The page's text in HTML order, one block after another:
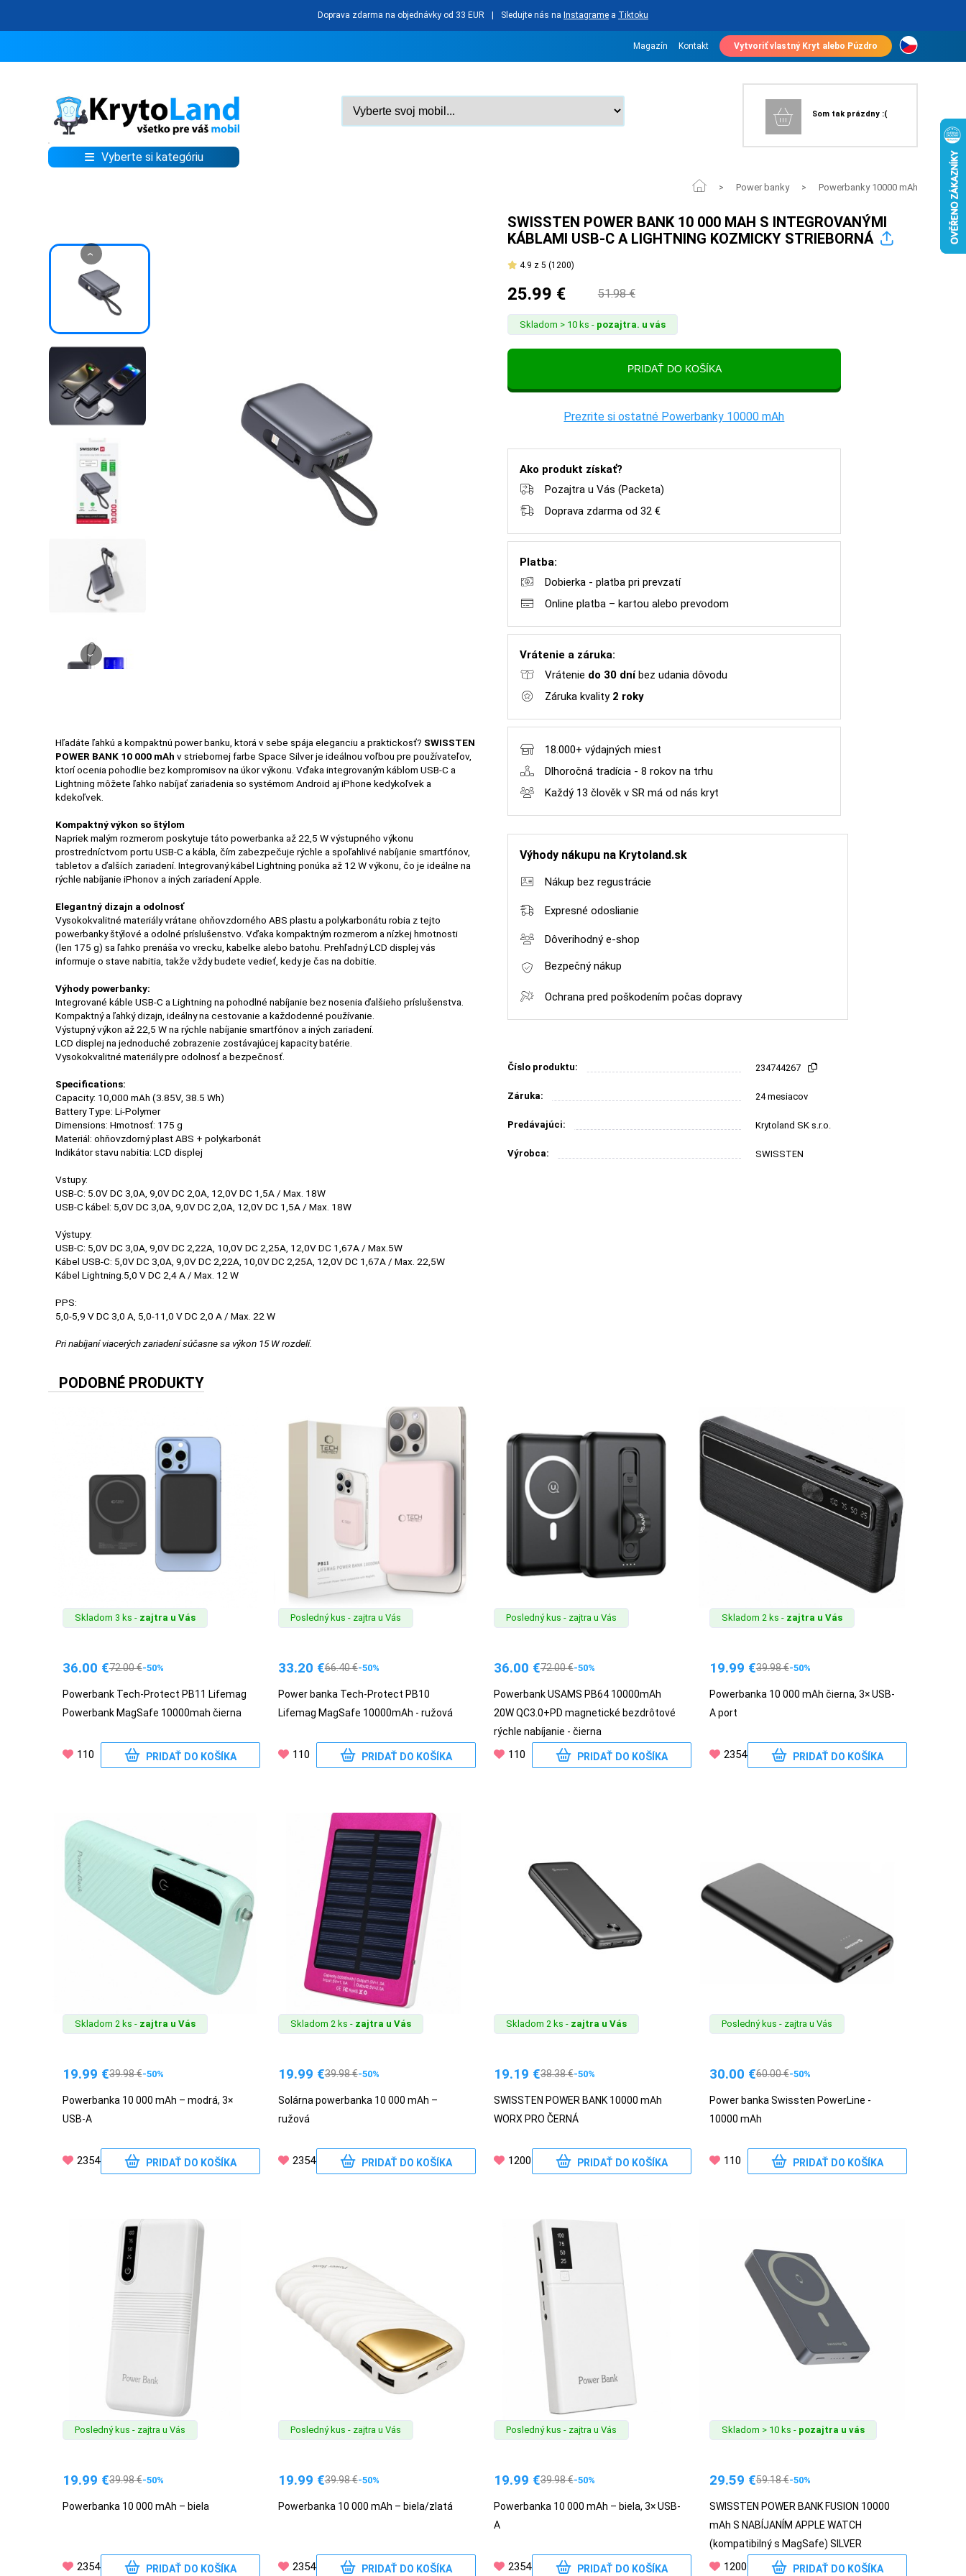
Doprava zdarma na objednávky od 33 EUR Sledujte nás na Instagrame a Tiktoku
Magazín Kontakt Vytvoriť vlastný Kryt alebo Púzdro
Vyberte si kategóriu
Som tak prázdny :(
MOBIL
NABÍJANIE
PRODUKTY
MIERU
PRÍSLUŠENSTVO
/
NOTEBOOK
GAMING
SMART
DOMÁCNOSŤ
POPSOCKETY
HODINKY
A
PRÍSLUŠENSTVO
TV,
FOTO,
VIDEO
SPOTREBIČE
OUTDOOR
MATKA
DRONY
ZÁHRADA
‹
›
Hľadáte ľahkú a kompaktnú power banku, ktorá v sebe spája eleganciu a praktickosť? SWISSTEN
POWER BANK 10 000 mAh v striebornej farbe Space Silver je ideálnou voľbou pre používateľov,
ktorí ocenia pohodlie bez kompromisov na úkor výkonu. Vďaka integrovaným káblom USB-C a
Lightning môžete ľahko nabíjať zariadenia so systémom Android aj iPhone kedykoľvek a
kdekoľvek.
Kompaktný výkon so štýlom
Napriek malým rozmerom poskytuje táto powerbanka až 22,5 W výstupného výkonu
prostredníctvom portu USB-C a kábla, čím zabezpečuje rýchle a spoľahlivé nabíjanie smartfónov,
tabletov a ďalších zariadení. Integrovaný kábel Lightning ponúka až 12 W výkonu, čo je ideálne na
rýchle nabíjanie iPhonov a iných zariadení Apple.
Elegantný dizajn a odolnosť
Vysokokvalitné materiály vrátane ohňovzdorného ABS plastu a polykarbonátu robia z tejto
powerbanky štýlové a odolné príslušenstvo. Vďaka kompaktným rozmerom a nízkej hmotnosti
(len 175 g) sa ľahko prenáša vo vrecku, kabelke alebo batohu. Prehľadný LCD displej vás
informuje o stave nabitia, takže vždy budete vedieť, kedy je čas na dobitie.
Výhody powerbanky:
Integrované káble USB-C a Lightning na pohodlné nabíjanie bez nosenia ďalšieho príslušenstva.
Kompaktný a ľahký dizajn, ideálny na cestovanie a každodenné používanie.
Výstupný výkon až 22,5 W na rýchle nabíjanie smartfónov a iných zariadení.
LCD displej na jednoduché zobrazenie zostávajúcej kapacity batérie.
Vysokokvalitné materiály pre odolnosť a bezpečnosť.
Specifications:
Capacity: 10,000 mAh (3.85V, 38.5 Wh)
Battery Type: Li-Polymer
Dimensions: Hmotnosť: 175 g
Materiál: ohňovzdorný plast ABS + polykarbonát
Indikátor stavu nabitia: LCD displej
Vstupy:
USB-C: 5.0V DC 3,0A, 9,0V DC 2,0A, 12,0V DC 1,5A / Max. 18W
USB-C kábel: 5,0V DC 3,0A, 9,0V DC 2,0A, 12,0V DC 1,5A / Max. 18W
Výstupy:
USB-C: 5,0V DC 3,0A, 9,0V DC 2,22A, 10,0V DC 2,25A, 12,0V DC 1,67A / Max.5W
Kábel USB-C: 5,0V DC 3,0A, 9,0V DC 2,22A, 10,0V DC 2,25A, 12,0V DC 1,67A / Max. 22,5W
Kábel Lightning.5,0 V DC 2,4 A / Max. 12 W
PPS:
5,0-5,9 V DC 3,0 A, 5,0-11,0 V DC 2,0 A / Max. 22 W
Pri nabíjaní viacerých zariadení súčasne sa výkon 15 W rozdelí.
SWISSTEN POWER BANK 10 000 MAH S INTEGROVANÝMI
KÁBLAMI USB-C A LIGHTNING KOZMICKY STRIEBORNÁ
4.9 z 5 (1200)
25.99 € 51.98 €
Skladom > 10 ks - pozajtra. u vás
Prezrite si ostatné Powerbanky 10000 mAh
Ako produkt získať?
Pozajtra u Vás (Packeta)
Doprava zdarma od 32 €
Platba:
Dobierka - platba pri prevzatí
Online platba – kartou alebo prevodom
Vrátenie a záruka:
Vrátenie do 30 dníbez udania dôvodu
Záruka kvality 2 roky
18.000+ výdajných miest
Dlhoročná tradícia - 8 rokov na trhu
Každý 13 člověk v SR má od nás kryt
Výhody nákupu na Krytoland.sk
Nákup bez regustrácie
Expresné odoslianie
Dôverihodný e-shop
Bezpečný nákup
Ochrana pred poškodením počas dopravy
Číslo produktu: 234744267
Záruka: 24 mesiacov
Predávajúci: Krytoland SK s.r.o.
Výrobca: SWISSTEN
> Power banky > Powerbanky 10000 mAh
PODOBNÉ PRODUKTY
Skladom 3 ks - zajtra u Vás
36.00 €72.00€-50%
Powerbank Tech-Protect PB11 Lifemag
Powerbank MagSafe 10000mah čierna
110 PRIDAŤ DO KOŠÍKA
Posledný kus - zajtra u Vás
33.20 €66.40€-50%
Power banka Tech-Protect PB10
Lifemag MagSafe 10000mAh - ružová
110 PRIDAŤ DO KOŠÍKA
Posledný kus - zajtra u Vás
36.00 €72.00€-50%
Powerbank USAMS PB64 10000mAh
20W QC3.0+PD magnetické bezdrôtové
rýchle nabíjanie - čierna
110 PRIDAŤ DO KOŠÍKA
Skladom 2 ks - zajtra u Vás
19.99 €39.98€-50%
Powerbanka 10 000 mAh čierna, 3× USB-
A port
2354 PRIDAŤ DO KOŠÍKA
Skladom 2 ks - zajtra u Vás
19.99 €39.98€-50%
Powerbanka 10 000 mAh – modrá, 3×
USB-A
2354 PRIDAŤ DO KOŠÍKA
Skladom 2 ks - zajtra u Vás
19.99 €39.98€-50%
Solárna powerbanka 10 000 mAh –
ružová
2354 PRIDAŤ DO KOŠÍKA
Skladom 2 ks - zajtra u Vás
19.19 €38.38€-50%
SWISSTEN POWER BANK 10000 mAh
WORX PRO ČERNÁ
1200 PRIDAŤ DO KOŠÍKA
Posledný kus - zajtra u Vás
30.00 €60.00€-50%
Power banka Swissten PowerLine -
10000 mAh
110 PRIDAŤ DO KOŠÍKA
Posledný kus - zajtra u Vás
19.99 €39.98€-50%
Powerbanka 10 000 mAh – biela
2354 PRIDAŤ DO KOŠÍKA
Posledný kus - zajtra u Vás
19.99 €39.98€-50%
Powerbanka 10 000 mAh – biela/zlatá
2354 PRIDAŤ DO KOŠÍKA
Posledný kus - zajtra u Vás
19.99 €39.98€-50%
Powerbanka 10 000 mAh – biela, 3× USB-
A
2354 PRIDAŤ DO KOŠÍKA
Skladom > 10 ks - pozajtra u vás
29.59 €59.18€-50%
SWISSTEN POWER BANK FUSION 10000
mAh S NABÍJANÍM APPLE WATCH
(kompatibilný s MagSafe) SILVER
1200 PRIDAŤ DO KOŠÍKA